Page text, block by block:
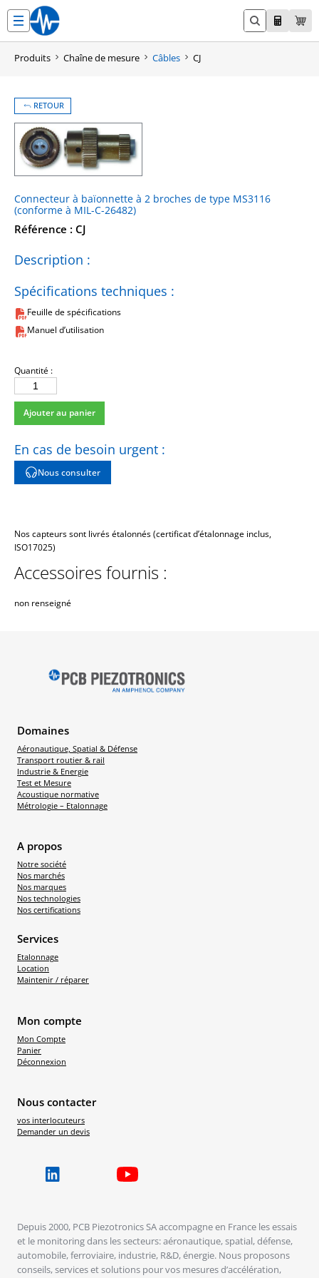
contenu
Produits Chaîne de mesure Câbles CJ
RETOUR
Connecteur à baïonnette à 2 broches de type MS3116
(conforme à MIL-C-26482)
Référence : CJ
Spécifications techniques :
Feuille de spécifications
Manuel d’utilisation
Description :
Quantité :
quantité
de
Ajouter au panier
En cas de besoin urgent :
Nous consulter
Nos capteurs sont livrés étalonnés (certificat d’étalonnage inclus,
ISO17025)
Accessoires fournis :
non renseigné
Domaines
Aéronautique, Spatial & Défense
Transport routier & rail
Industrie & Energie
Test et Mesure
Acoustique normative
Métrologie – Etalonnage
A propos
Notre société
Nos marchés
Nos marques
Nos technologies
Nos certifications
Services
Etalonnage
Location
Maintenir / réparer
Mon compte
Mon Compte
Panier
Déconnexion
Nous contacter
vos interlocuteurs
Demander un devis
Depuis 2000, PCB Piezotronics SA accompagne en France les essais
et le monitoring dans les secteurs: aéronautique, spatial, défense,
automobile, ferroviaire, industrie, R&D, énergie. Nous proposons
conseils, services et solutions pour vos mesures d’accélération,